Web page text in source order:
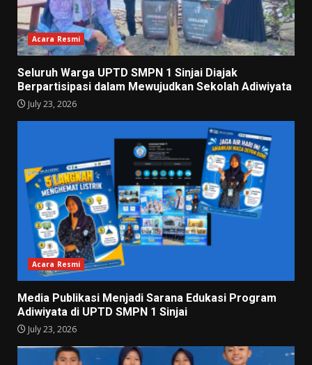
Acara Resmi
Seluruh Warga UPTD SMPN 1 Sinjai Diajak
Berpartisipasi dalam Mewujudkan Sekolah Adiwiyata
July 23, 2026
Acara Resmi
Media Publikasi Menjadi Sarana Edukasi Program
Adiwiyata di UPTD SMPN 1 Sinjai
July 23, 2026